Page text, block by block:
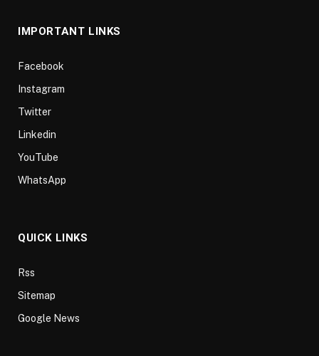
IMPORTANT LINKS
Facebook
Instagram
Twitter
Linkedin
YouTube
WhatsApp
QUICK LINKS
Rss
Sitemap
Google News